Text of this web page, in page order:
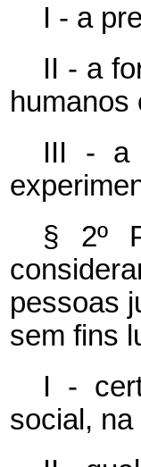
I - a
II - a
III - a
§ 2º
pessoas
sem fins
I -
social,